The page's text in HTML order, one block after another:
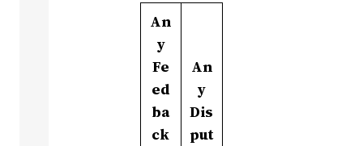
An
y
Fe
ed
ba
ck
An
y
Dis
put